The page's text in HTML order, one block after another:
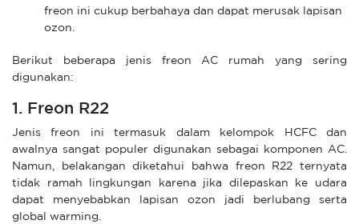
freon ini cukup berbahaya dan dapat merusak lapisan
ozon.
Berikut beberapa jenis freon AC rumah yang sering
digunakan:
1. Freon R22
Jenis freon ini termasuk dalam kelompok HCFC dan
awalnya sangat populer digunakan sebagai komponen AC.
Namun, belakangan diketahui bahwa freon R22 ternyata
tidak ramah lingkungan karena jika dilepaskan ke udara
dapat menyebabkan lapisan ozon jadi berlubang serta
global warming.